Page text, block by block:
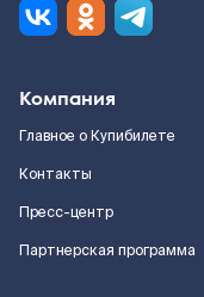
Компания
Главное о Купибилете
Контакты
Пресс-центр
Партнерская программа